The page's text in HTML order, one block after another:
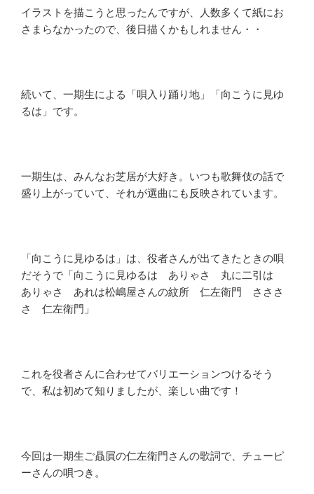
イラストを描こうと思ったんですが、人数多くて紙にお
さまらなかったので、後日描くかもしれません・・
続いて、一期生による「唄入り踊り地」「向こうに見ゆ
るは」です。
一期生は、みんなお芝居が大好き。いつも歌舞伎の話で
盛り上がっていて、それが選曲にも反映されています。
「向こうに見ゆるは」は、役者さんが出てきたときの唄
だそうで「向こうに見ゆるは ありゃさ 丸に二引は
ありゃさ あれは松嶋屋さんの紋所 仁左衛門 さささ
さ 仁左衛門」
これを役者さんに合わせてバリエーションつけるそう
で、私は初めて知りましたが、楽しい曲です！
今回は一期生ご贔屓の仁左衛門さんの歌詞で、チューピ
ーさんの唄つき。